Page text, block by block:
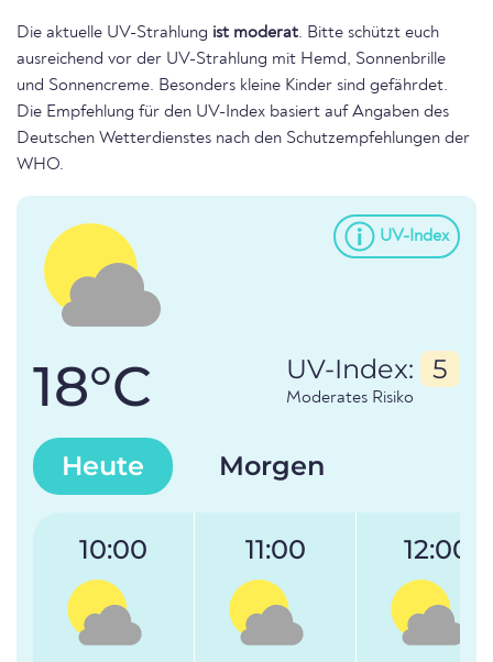
Die aktuelle UV-Strahlung ist moderat. Bitte schützt euch
ausreichend vor der UV-Strahlung mit Hemd, Sonnenbrille
und Sonnencreme. Besonders kleine Kinder sind gefährdet.
Die Empfehlung für den UV-Index basiert auf Angaben des
Deutschen Wetterdienstes nach den Schutzempfehlungen der
WHO.
UV-Index
18°C UV-Index: 5
Moderates Risiko
Heute Morgen
10:00 11:00 12:00